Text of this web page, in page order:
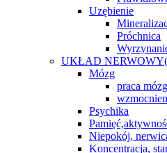
Uzębienie
Próchnica
UKŁAD NERWOWY
Mózg
praca
Psychika
Niepokój,
Koncentracja,